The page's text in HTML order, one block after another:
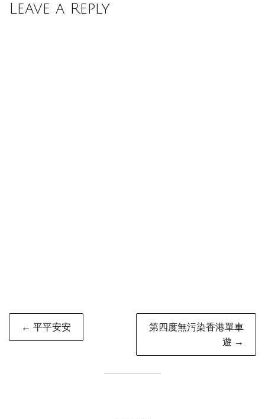
Leave a Reply
Post
navigation
← 平平安安
第四度無污染香港單車
遊 →